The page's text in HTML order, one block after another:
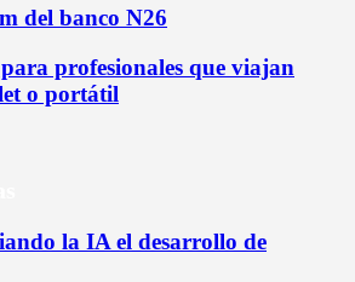
del banco N26
profesionales que viajan
o portátil
la IA el desarrollo de